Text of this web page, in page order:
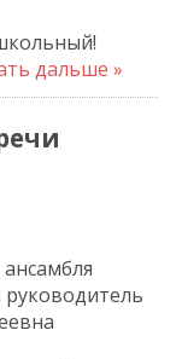
дальше »